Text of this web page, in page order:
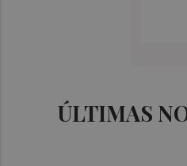
ÚLTIMAS